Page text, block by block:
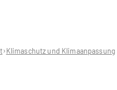
Klimaschutz und Klimaanpassung